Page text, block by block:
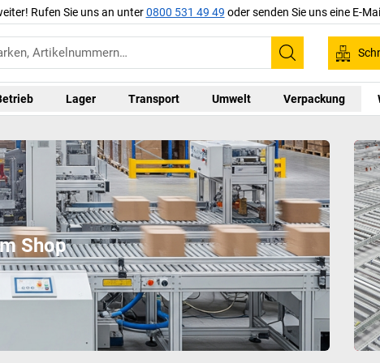
Rufen Sie uns an unter0800 531 49 49 oder senden Sie uns eine E-
Suchen
Lager Transport Umwelt Verpackung
Shop